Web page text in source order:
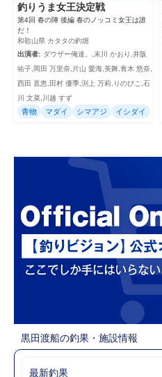
釣りうま女王決定戦
第4回 春の陣 後編 春のノッコミ女王は誰
だ！
和歌山県 カタタの釣堀
出演者: ダウザー俺達。,末川 かおり,井阪
祐子,岡田 万里奈,片山 愛海,美舞,青木 悠奈,
西田 直恵,田村 優季,渕上 万莉,りのぴこ,石
川 文菜,川越 すず
青物 マダイ シマアジ イシダイ
黒田渡船の釣果・施設情報
最新釣果